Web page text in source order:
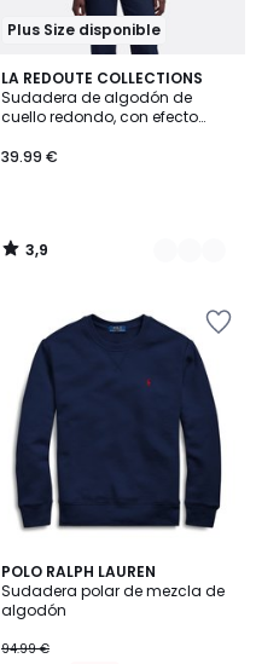
Plus Size disponible
LA REDOUTE COLLECTIONS
Sudadera de algodón de
cuello redondo, con efecto
39.99 €
3,9
/ 5
2
Colores
3,9
/
POLO RALPH LAUREN
Sudadera polar de mezcla de
algodón
94.99 €
4
/
5
3
Colores